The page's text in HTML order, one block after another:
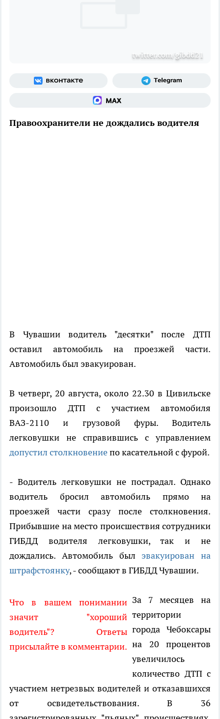
twitter.com/gibdd21
Правоохранители не дождались водителя
В Чувашии водитель "десятки" после ДТП
оставил автомобиль на проезжей части.
Автомобиль был эвакуирован.
В четверг, 20 августа, около 22.30 в Цивильске
произошло ДТП с участием автомобиля
ВАЗ-2110 и грузовой фуры. Водитель
легковушки не справившись с управлением
допустил столкновениепо касательной с фурой.
- Водитель легковушки не пострадал. Однако
водитель бросил автомобиль прямо на
проезжей части сразу после столкновения.
Прибывшие на место происшествия сотрудники
ГИБДД водителя легковушки, так и не
дождались. Автомобиль был эвакуирован на
штрафстоянку, - сообщают в ГИБДД Чувашии.
Что в вашем понимании
значит "хороший
водитель"? Ответы
присылайте в комментарии.
За 7 месяцев на
территории
города Чебоксары
на 20 процентов
увеличилось
количество ДТП с
участием нетрезвых водителей и отказавшихся
от освидетельствования. В 36